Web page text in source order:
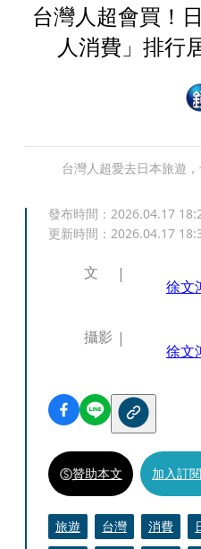
台灣人超會買！
人消費」排
台灣人超愛去日本旅遊
發布時間： 2026.04.17
更新時間： 2026.04.17
文
徐文
攝影
徐文
贊助本文 加入訂
旅遊 台灣 消費